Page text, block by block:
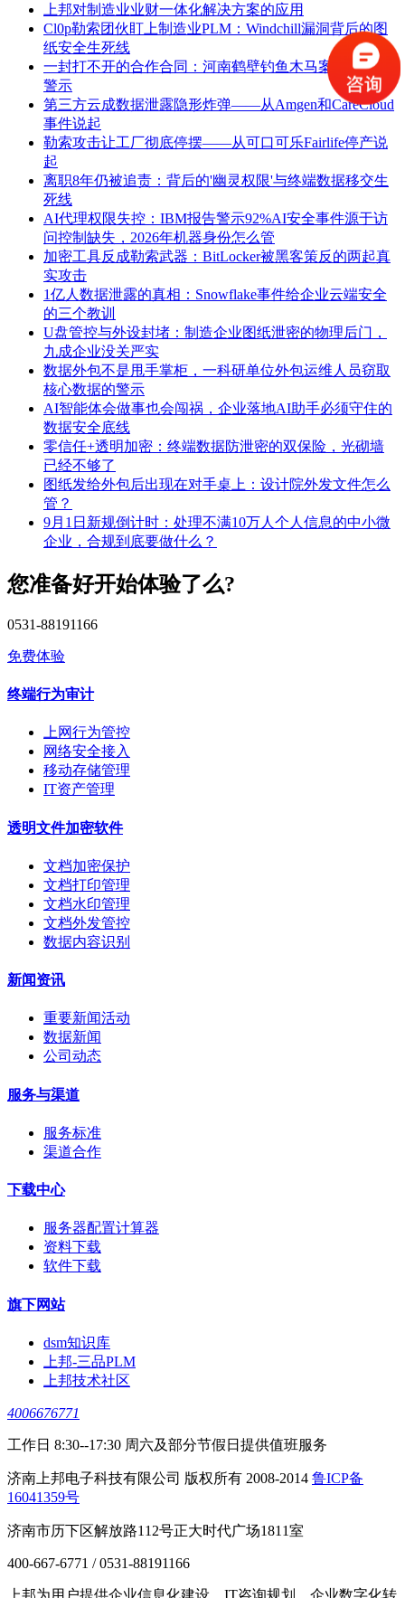
上邦对制造业业财一体化解决方案的应用
Cl0p勒索团伙盯上制造业PLM：Windchill漏洞背后的图
纸安全生死线
一封打不开的合作合同：河南鹤壁钓鱼木马案给企业的
警示
第三方云成数据泄露隐形炸弹——从Amgen和CareCloud
事件说起
勒索攻击让工厂彻底停摆——从可口可乐Fairlife停产说
起
离职8年仍被追责：背后的'幽灵权限'与终端数据移交生
死线
AI代理权限失控：IBM报告警示92%AI安全事件源于访
问控制缺失，2026年机器身份怎么管
加密工具反成勒索武器：BitLocker被黑客策反的两起真
实攻击
1亿人数据泄露的真相：Snowflake事件给企业云端安全
的三个教训
U盘管控与外设封堵：制造企业图纸泄密的物理后门，
九成企业没关严实
数据外包不是甩手掌柜，一科研单位外包运维人员窃取
核心数据的警示
AI智能体会做事也会闯祸，企业落地AI助手必须守住的
数据安全底线
零信任+透明加密：终端数据防泄密的双保险，光砌墙
已经不够了
图纸发给外包后出现在对手桌上：设计院外发文件怎么
管？
9月1日新规倒计时：处理不满10万人个人信息的中小微
企业，合规到底要做什么？
您准备好开始体验了么?
0531-88191166
免费体验
终端行为审计
上网行为管控
网络安全接入
移动存储管理
IT资产管理
透明文件加密软件
文档加密保护
文档打印管理
文档水印管理
文档外发管控
数据内容识别
新闻资讯
重要新闻活动
数据新闻
公司动态
服务与渠道
服务标准
渠道合作
下载中心
服务器配置计算器
资料下载
软件下载
旗下网站
dsm知识库
上邦-三品PLM
上邦技术社区
4006676771
工作日 8:30--17:30 周六及部分节假日提供值班服务
济南上邦电子科技有限公司 版权所有 2008-2014 鲁ICP备
16041359号
济南市历下区解放路112号正大时代广场1811室
400-667-6771 / 0531-88191166
上邦为用户提供企业信息化建设、IT咨询规划、企业数字化转